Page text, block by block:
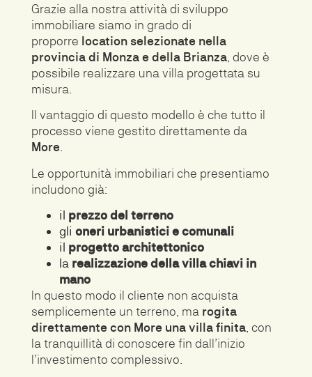
Grazie alla nostra attività di sviluppo
immobiliare siamo in grado di
proporre location selezionate nella
provincia di Monza e della Brianza, dove è
possibile realizzare una villa progettata su
misura.
Il vantaggio di questo modello è che tutto il
processo viene gestito direttamente da
More
Le opportunità immobiliari che presentiamo
includono già:
il prezzo del terreno
gli oneri urbanistici e comunali
il progetto architettonico
la realizzazione della villa chiavi in
mano
In questo modo il cliente non acquista
semplicemente un terreno, ma rogita
direttamente con More una villa finita, con
la tranquillità di conoscere fin dall’inizio
l’investimento complessivo.